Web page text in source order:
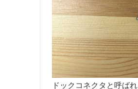
ドックコネクタと呼ば